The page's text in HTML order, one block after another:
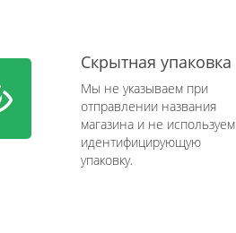
Скрытная упаковка
Мы не указываем при
отправлении названия
магазина и не используем
идентифицирующую
упаковку.